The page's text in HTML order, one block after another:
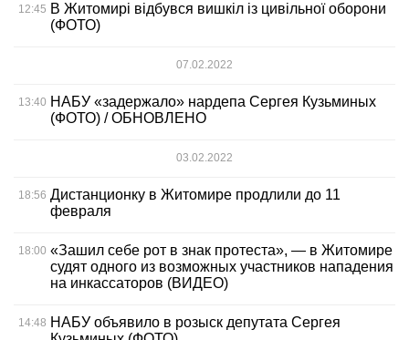
12:45 В Житомирі відбувся вишкіл із цивільної оборони
(ФОТО)
07.02.2022
13:40 НАБУ «задержало» нардепа Сергея Кузьминых
(ФОТО) / ОБНОВЛЕНО
03.02.2022
18:56 Дистанционку в Житомире продлили до 11
февраля
18:00 «Зашил себе рот в знак протеста», — в Житомире
судят одного из возможных участников нападения
на инкассаторов (ВИДЕО)
14:48 НАБУ объявило в розыск депутата Сергея